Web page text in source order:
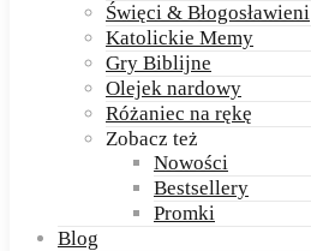
Święci & Błogosławieni
Katolickie Memy
Gry Biblijne
Olejek nardowy
Różaniec na rękę
Zobacz też
Nowości
Bestsellery
Promki
Blog